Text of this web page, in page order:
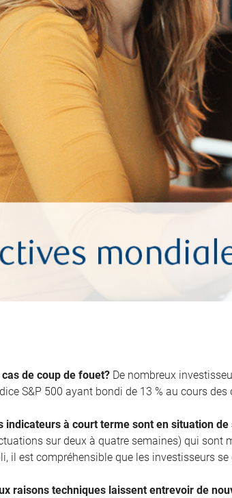
cas de coup de fouet? De nombreux
S&P 500 ayant bondi de 13 % au cours
indicateurs à court terme sont en situation de
sur deux à quatre semaines) qui sont
il est compréhensible que les investisseurs
raisons techniques laissent entrevoir de